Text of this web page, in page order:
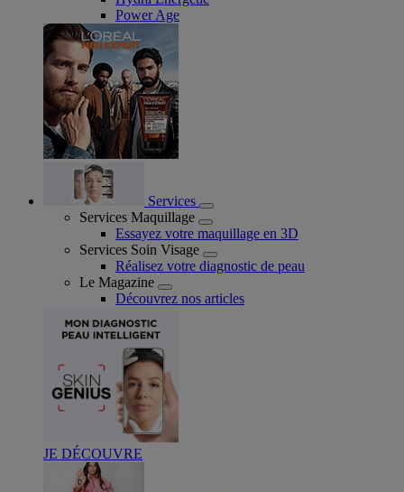
Power Age
Services
Services Maquillage
Essayez votre maquillage en 3D
Services Soin Visage
Réalisez votre diagnostic de peau
Le Magazine
Découvrez nos articles
JE DÉCOUVRE